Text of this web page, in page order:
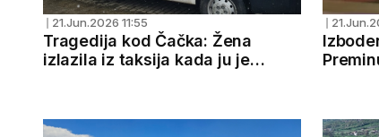
❘ 21.Jun.2026 11:55
Tragedija kod Čačka: Žena
izlazila iz taksija kada ju je
❘